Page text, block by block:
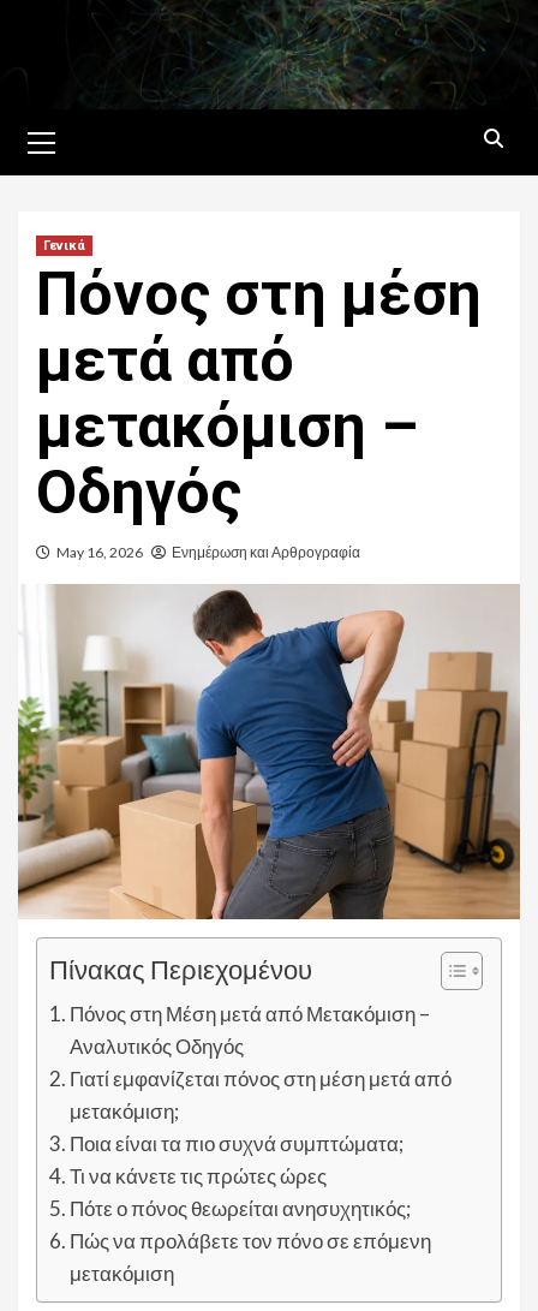
content
Menu
Γενικά
Πόνος στη μέση
μετά από
μετακόμιση –
Οδηγός
May 16, 2026 Ενημέρωση και Αρθρογραφία
Πίνακας Περιεχομένου
Πόνος στη Μέση μετά από Μετακόμιση –
Αναλυτικός Οδηγός
Γιατί εμφανίζεται πόνος στη μέση μετά από
μετακόμιση;
Ποια είναι τα πιο συχνά συμπτώματα;
Τι να κάνετε τις πρώτες ώρες
Πότε ο πόνος θεωρείται ανησυχητικός;
Πώς να προλάβετε τον πόνο σε επόμενη
μετακόμιση